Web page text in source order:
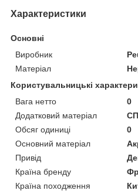
Характеристики
Основні
Виробник
Матеріал
Користувальницькі
Вага нетто
0
Додатковий матеріал
Обсяг одиниці
0
Основний матеріал
Привід
Країна бренду
Країна походження